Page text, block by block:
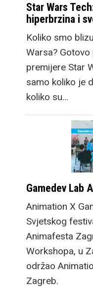
Star Wars
hiperbrzina i
Koliko smo
Warsa?
premijere Star
samo koliko je
koliko su…
Gamedev Lab
Animation X
Svjetskog
Animafesta
Workshopa, u
održao
Zagreb.